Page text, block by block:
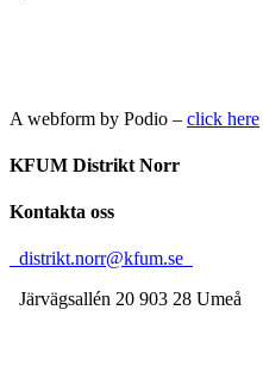
A webform by Podio – click here
KFUM Distrikt Norr
Kontakta oss
distrikt.norr@kfum.se
Järvägsallén 20 903 28 Umeå